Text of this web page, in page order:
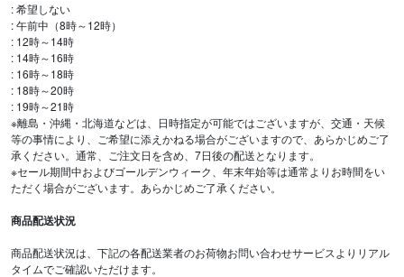
: 希望しない
: 午前中（8時～12時）
: 12時～14時
: 14時～16時
: 16時～18時
: 18時～20時
: 19時～21時
※離島・沖縄・北海道などは、日時指定が可能ではございますが、交通・天候
等の事情により、ご希望に添えかねる場合がございますので、あらかじめご了
承ください。通常、ご注文日を含め、7日後の配送となります。
※セール期間中およびゴールデンウィーク、年末年始等は通常よりお時間をい
ただく場合がございます。あらかじめご了承ください。
商品配送状況
商品配送状況は、下記の各配送業者のお荷物お問い合わせサービスよりリアル
タイムでご確認いただけます。